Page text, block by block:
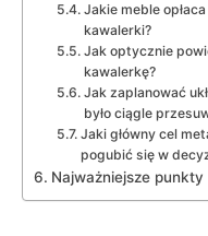
Jakie meble
kawalerki?
Jak optycznie
kawalerkę?
Jak zaplanować
było ciągle
Jaki główny cel
pogubić się w
Najważniejsze punkty